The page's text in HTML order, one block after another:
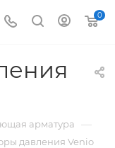
0
арматура —
давления Venio